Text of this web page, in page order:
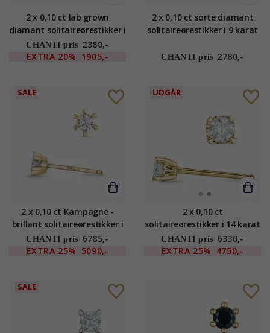
2 x 0,10 ct lab grown
diamant solitaireørestikker i
9 karat guld med lab grown
diamant
CHANTI pris 2380,-
EXTRA 20% 1905,-
2 x 0,10 ct sorte diamant
solitaireørestikker i 9 karat
CHANTI pris 2780,-
SALE
2 x 0,10 ct Kampagne -
brillant solitaireørestikker i
14 karat guld med diamant
CHANTI pris 6785,-
EXTRA 25% 5090,-
UDGÅR
2 x 0,10 ct
solitaireørestikker i 14 karat
guld med diamant
CHANTI pris 6330,-
EXTRA 25% 4750,-
SALE